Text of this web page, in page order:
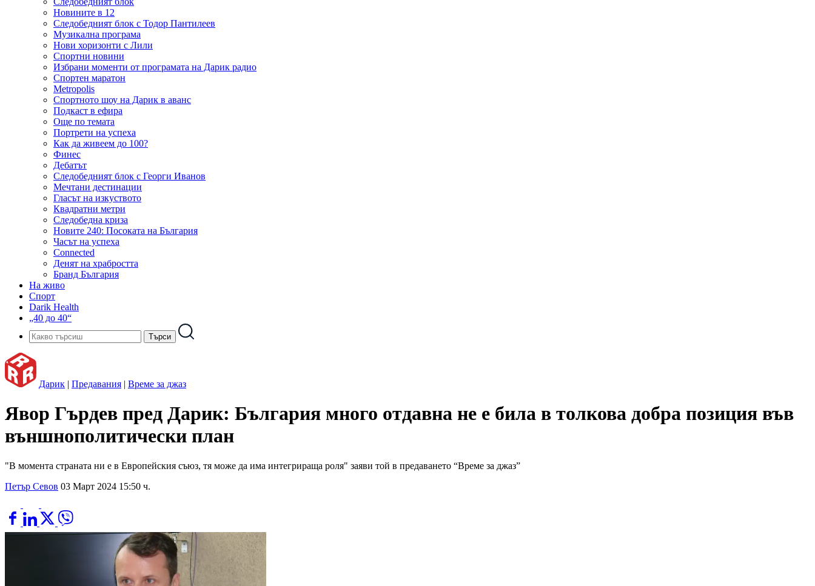
Новините в 12
Следобедният блок с Тодор Пантилеев
Музикална програма
Нови хоризонти с Лили
Спортни новини
Избрани моменти от програмата на Дарик радио
Спортен маратон
Metropolis
Спортното шоу на Дарик в аванс
Подкаст в ефира
Още по темата
Портрети на успеха
Как да живеем до 100?
Финес
Дебатът
Следобедният блок с Георги Иванов
Мечтани дестинации
Гласът на изкуството
Квадратни метри
Следобедна криза
Новите 240: Посоката на България
Часът на успеха
Connected
Денят на храбростта
Бранд България
На живо
Спорт
Darik Health
„40 до 40“
Дарик | Предавания | Време за джаз
Явор Гърдев пред Дарик: България много отдавна не е била в толкова добра позиция във
външнополитически план
"В момента страната ни е в Европейския съюз, тя може да има интегрираща роля" заяви той в предаването “Време за джаз”
Петър Севов 03 Март 2024 15:50 ч.